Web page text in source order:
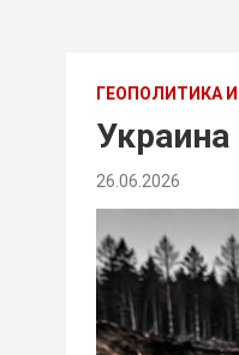
ГЕОПОЛИТИКА
Украина
26.06.2026